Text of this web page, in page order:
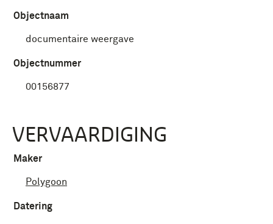
Objectnaam
documentaire weergave
Objectnummer
00156877
VERVAARDIGING
Maker
Polygoon
Datering